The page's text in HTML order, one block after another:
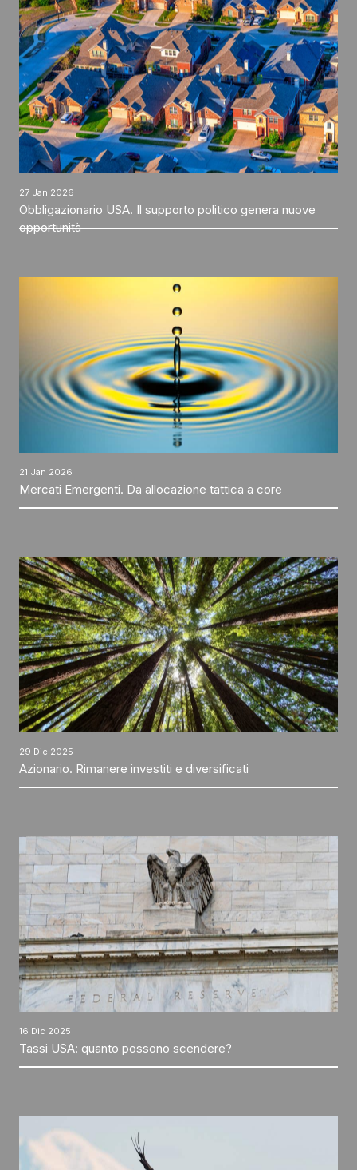
27 Jan 2026
Obbligazionario USA. Il supporto politico genera nuove
opportunità
21 Jan 2026
Mercati Emergenti. Da allocazione tattica a core
29 Dic 2025
Azionario. Rimanere investiti e diversificati
16 Dic 2025
Tassi USA: quanto possono scendere?